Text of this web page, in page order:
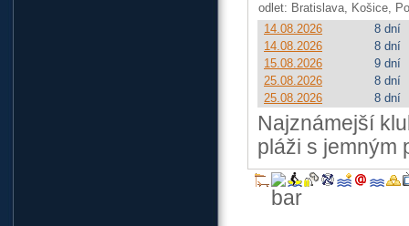
odlet: Bratislava, Košice,
14.08.2026
8 dní
14.08.2026
8 dní
15.08.2026
9 dní
25.08.2026
8 dní
25.08.2026
8 dní
Najznámejší
pláži s jemným